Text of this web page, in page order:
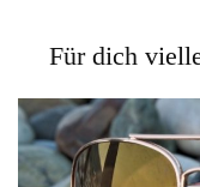
Für dich